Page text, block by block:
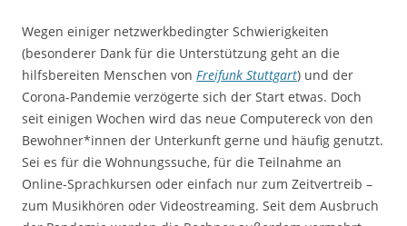
Wegen einiger netzwerkbedingter Schwierigkeiten
(besonderer Dank für die Unterstützung geht an die
hilfsbereiten Menschen von Freifunk Stuttgart) und der
Corona-Pandemie verzögerte sich der Start etwas. Doch
seit einigen Wochen wird das neue Computereck von den
Bewohner*innen der Unterkunft gerne und häufig genutzt.
Sei es für die Wohnungssuche, für die Teilnahme an
Online-Sprachkursen oder einfach nur zum Zeitvertreib –
zum Musikhören oder Videostreaming. Seit dem Ausbruch